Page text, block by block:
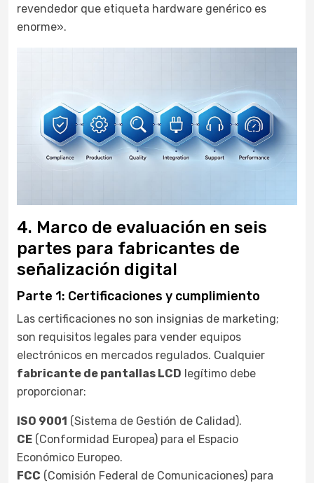
revendedor que etiqueta hardware genérico es
enorme».
4. Marco de evaluación en seis
partes para fabricantes de
señalización digital
Parte 1: Certificaciones y cumplimiento
Las certificaciones no son insignias de marketing;
son requisitos legales para vender equipos
electrónicos en mercados regulados. Cualquier
fabricante de pantallas LCD legítimo debe
proporcionar:
ISO 9001 (Sistema de Gestión de Calidad).
CE (Conformidad Europea) para el Espacio
Económico Europeo.
FCC (Comisión Federal de Comunicaciones) para